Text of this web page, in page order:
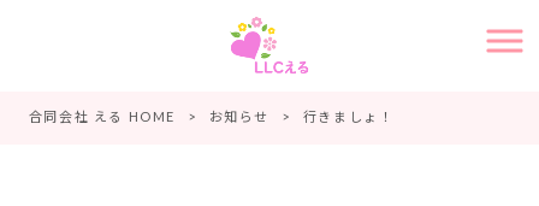
合同会社 える HOME > お知らせ > 行きましょ！